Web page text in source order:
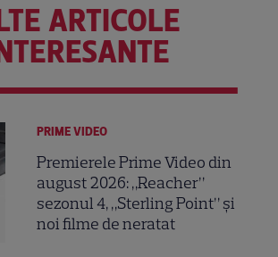
ARTICOLE
PRIME VIDEO
Premierele Prime Video din
august 2026: „Reacher”
sezonul 4, „Sterling Point” și
noi filme de neratat